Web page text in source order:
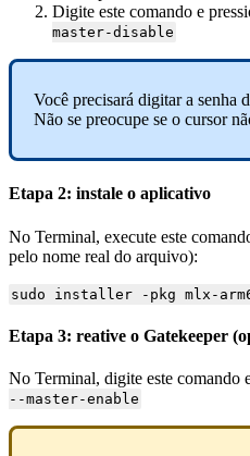
Digite este comando e
master-disable
Você precisará digitar a senha
Não se preocupe se o cursor
Etapa 2: instale o aplicativo
No Terminal, execute este
pelo nome real do arquivo):
sudo installer -pkg mlx-
Etapa 3: reative o Gatekeeper
No Terminal, digite este comando
--master-enable